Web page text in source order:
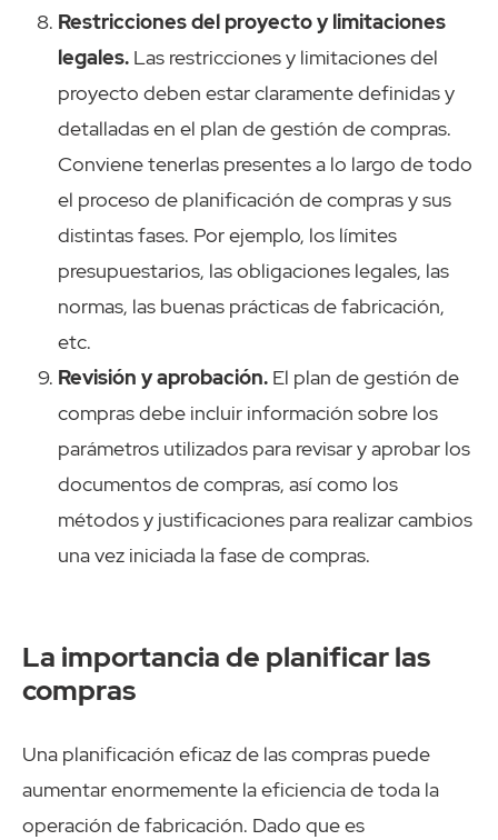
Restricciones del proyecto y limitaciones
legales. Las restricciones y limitaciones del
proyecto deben estar claramente definidas y
detalladas en el plan de gestión de compras.
Conviene tenerlas presentes a lo largo de todo
el proceso de planificación de compras y sus
distintas fases. Por ejemplo, los límites
presupuestarios, las obligaciones legales, las
normas, las buenas prácticas de fabricación,
etc.
Revisión y aprobación. El plan de gestión de
compras debe incluir información sobre los
parámetros utilizados para revisar y aprobar los
documentos de compras, así como los
métodos y justificaciones para realizar cambios
una vez iniciada la fase de compras.
La importancia de planificar las
compras
Una planificación eficaz de las compras puede
aumentar enormemente la eficiencia de toda la
operación de fabricación. Dado que es